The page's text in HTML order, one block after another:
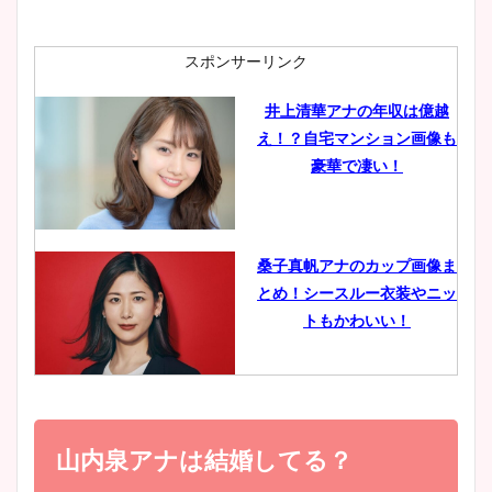
肉も凄い！
鈴木唯の太ってた時の体重が
ヤバすぎww原因や痩せたダ
豊島実季アナのカップ画像ま
とめ！美脚や水着姿に年齢も
宇賀神メグアナのニット画像
スポンサーリンク
井上清華アナの年収は億越
え！？自宅マンション画像も
豪華で凄い！
桑子真帆アナのカップ画像ま
とめ！シースルー衣装やニッ
トもかわいい！
小室瑛莉子のカップ画像まと
め！足が美脚でニット衣装も
かわいい！
山内泉アナは結婚してる？